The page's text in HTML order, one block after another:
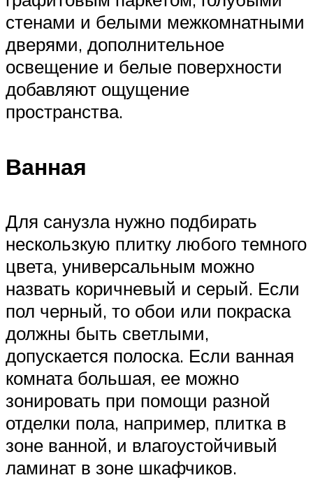
стенами и белыми межкомнатными
дверями, дополнительное
освещение и белые поверхности
добавляют ощущение
пространства.
Ванная
Для санузла нужно подбирать
нескользкую плитку любого темного
цвета, универсальным можно
назвать коричневый и серый. Если
пол черный, то обои или покраска
должны быть светлыми,
допускается полоска. Если ванная
комната большая, ее можно
зонировать при помощи разной
отделки пола, например, плитка в
зоне ванной, и влагоустойчивый
ламинат в зоне шкафчиков.